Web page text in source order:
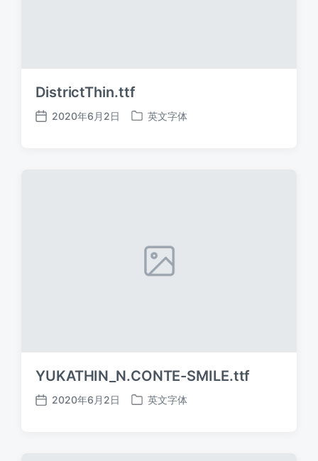
DistrictThin.ttf
发
2020年6月2日
发
英文字体
YUKATHIN_N.CONTE-SMILE.ttf
发
2020年6月2日
发
英文字体